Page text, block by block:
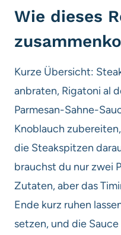
Wie dieses
Kurze Übersicht:
anbraten, Rigatoni al
Parmesan-Sahne-
Knoblauch
die Steakspitzen
brauchst du nur zwei
Zutaten, aber das
Ende kurz ruhen
setzen, und die